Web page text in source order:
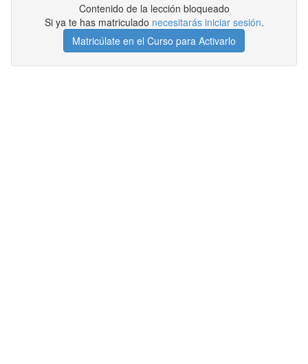
Contenido de la lección bloqueado
Si ya te has matriculado necesitarás iniciar sesión.
Matricúlate en el Curso para Activarlo